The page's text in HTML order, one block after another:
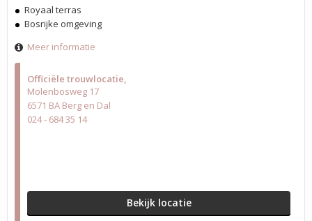
Officiële trouwlocatie
Molenbosweg 17
6571 BA Berg en Dal
024 - 684 35 14
Bekijk locatie
Royaal terras
Bosrijke omgeving
Meer informatie